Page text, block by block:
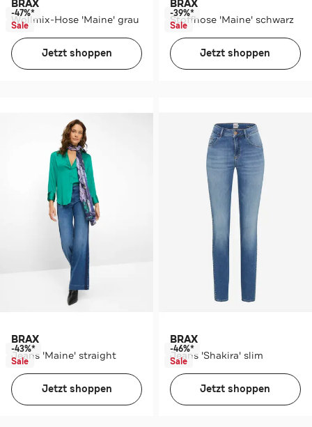
BRAX
Wollmix-Hose 'Maine' grau
-47%*
Sale
Jetzt shoppen
BRAX
Stoffhose 'Maine' schwarz
-39%*
Sale
Jetzt shoppen
BRAX
Jeans 'Maine' straight
-43%*
Sale
Jetzt shoppen
BRAX
Jeans 'Shakira' slim
-46%*
Sale
Jetzt shoppen